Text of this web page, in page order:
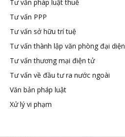
Tư vấn pháp luật thuế
Tư vấn PPP
Tư vấn sở hữu trí tuệ
Tư vấn thành lập văn phòng đại diện
Tư vấn thương mại điện tử
Tư vấn về đầu tư ra nước ngoài
Văn bản pháp luật
Xử lý vi phạm